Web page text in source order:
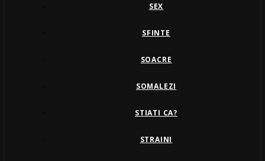
SEX
SFINTE
SOACRE
SOMALEZI
STIATI CA?
STRAINI